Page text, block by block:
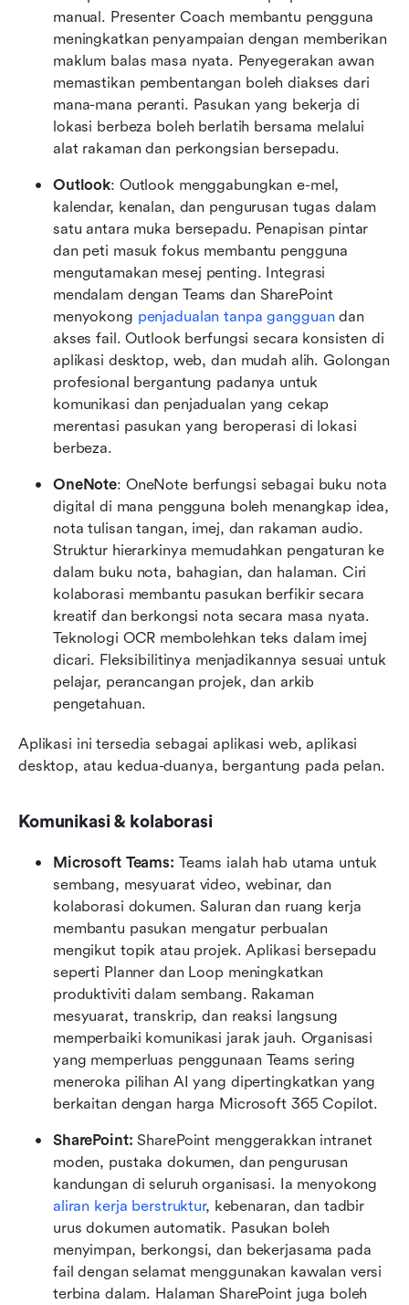
manual. Presenter Coach membantu pengguna
meningkatkan penyampaian dengan memberikan
maklum balas masa nyata. Penyegerakan awan
memastikan pembentangan boleh diakses dari
mana-mana peranti. Pasukan yang bekerja di
lokasi berbeza boleh berlatih bersama melalui
alat rakaman dan perkongsian bersepadu.
Outlook: Outlook menggabungkan e-mel,
kalendar, kenalan, dan pengurusan tugas dalam
satu antara muka bersepadu. Penapisan pintar
dan peti masuk fokus membantu pengguna
mengutamakan mesej penting. Integrasi
mendalam dengan Teams dan SharePoint
menyokong penjadualan tanpa gangguan dan
akses fail. Outlook berfungsi secara konsisten di
aplikasi desktop, web, dan mudah alih. Golongan
profesional bergantung padanya untuk
komunikasi dan penjadualan yang cekap
merentasi pasukan yang beroperasi di lokasi
berbeza.
OneNote: OneNote berfungsi sebagai buku nota
digital di mana pengguna boleh menangkap idea,
nota tulisan tangan, imej, dan rakaman audio.
Struktur hierarkinya memudahkan pengaturan ke
dalam buku nota, bahagian, dan halaman. Ciri
kolaborasi membantu pasukan berfikir secara
kreatif dan berkongsi nota secara masa nyata.
Teknologi OCR membolehkan teks dalam imej
dicari. Fleksibilitinya menjadikannya sesuai untuk
pelajar, perancangan projek, dan arkib
pengetahuan.
Aplikasi ini tersedia sebagai aplikasi web, aplikasi
desktop, atau kedua-duanya, bergantung pada pelan.
Komunikasi & kolaborasi
Microsoft Teams: Teams ialah hab utama untuk
sembang, mesyuarat video, webinar, dan
kolaborasi dokumen. Saluran dan ruang kerja
membantu pasukan mengatur perbualan
mengikut topik atau projek. Aplikasi bersepadu
seperti Planner dan Loop meningkatkan
produktiviti dalam sembang. Rakaman
mesyuarat, transkrip, dan reaksi langsung
memperbaiki komunikasi jarak jauh. Organisasi
yang memperluas penggunaan Teams sering
meneroka pilihan AI yang dipertingkatkan yang
berkaitan dengan harga Microsoft 365 Copilot.
SharePoint: SharePoint menggerakkan intranet
moden, pustaka dokumen, dan pengurusan
aliran kerja berstruktur, kebenaran, dan tadbir
urus dokumen automatik. Pasukan boleh
menyimpan, berkongsi, dan bekerjasama pada
fail dengan selamat menggunakan kawalan versi
terbina dalam. Halaman SharePoint juga boleh